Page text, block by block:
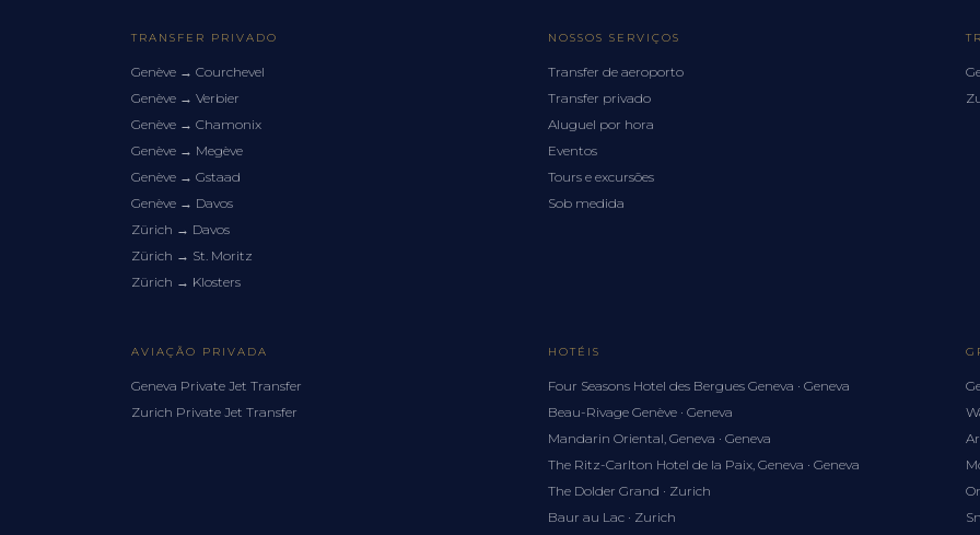
TRANSFER PRIVADO
Genève → Courchevel
Genève → Verbier
Genève → Chamonix
Genève → Megève
Genève → Gstaad
Genève → Davos
Zürich → Davos
Zürich → St. Moritz
Zürich → Klosters
NOSSOS SERVIÇOS
Transfer de aeroporto
Transfer privado
Aluguel por hora
Eventos
Tours e excursões
Sob medida
AVIAÇÃO PRIVADA
Geneva Private Jet Transfer
Zurich Private Jet Transfer
HOTÉIS
Four Seasons Hotel des Bergues Geneva · Geneva
Beau-Rivage Genève · Geneva
Mandarin Oriental, Geneva · Geneva
The Ritz-Carlton Hotel de la Paix, Geneva · Geneva
The Dolder Grand · Zurich
Baur au Lac · Zurich